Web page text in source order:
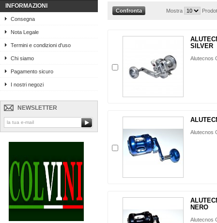
INFORMAZIONI
Consegna
Nota Legale
Termini e condizioni d'uso
Chi siamo
Pagamento sicuro
I nostri negozi
NEWSLETTER
Mostra
SILVER
Alutecnos
Alutecnos
NERO
Alutecnos